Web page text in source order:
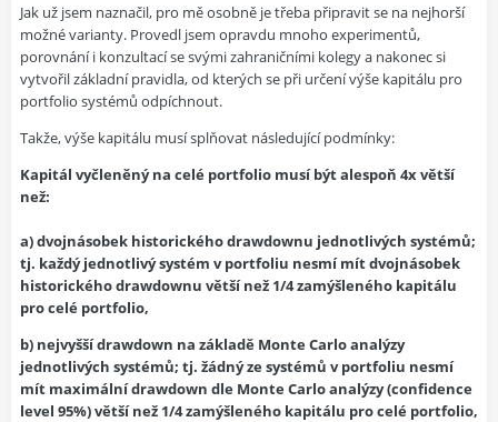
Jak už jsem naznačil, pro mě osobně je třeba připravit se na nejhorší
možné varianty. Provedl jsem opravdu mnoho experimentů,
porovnání i konzultací se svými zahraničními kolegy a nakonec si
vytvořil základní pravidla, od kterých se při určení výše kapitálu pro
portfolio systémů odpíchnout.
Takže, výše kapitálu musí splňovat následující podmínky:
Kapitál vyčleněný na celé portfolio musí být alespoň 4x větší
než:
a) dvojnásobek historického drawdownu jednotlivých systémů;
tj. každý jednotlivý systém v portfoliu nesmí mít dvojnásobek
historického drawdownu větší než 1/4 zamýšleného kapitálu
pro celé portfolio,
b) nejvyšší drawdown na základě Monte Carlo analýzy
jednotlivých systémů; tj. žádný ze systémů v portfoliu nesmí
mít maximální drawdown dle Monte Carlo analýzy (confidence
level 95%) větší než 1/4 zamýšleného kapitálu pro celé portfolio,